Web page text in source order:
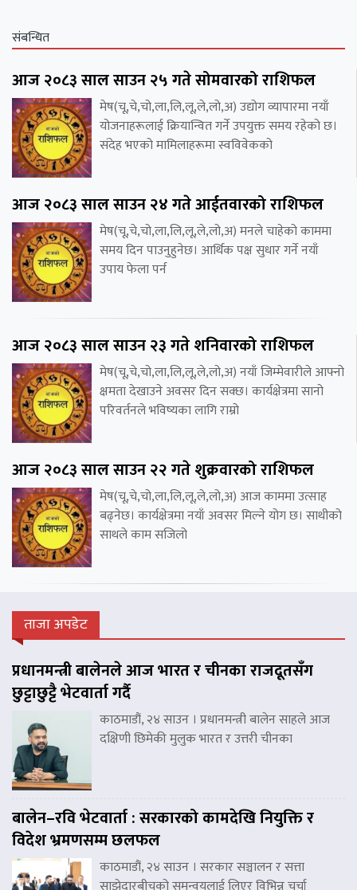
संबन्धित
आज २०८३ साल साउन २५ गते सोमवारको राशिफल
मेष(चू,चे,चो,ला,लि,लू,ले,लो,अ) उद्योग व्यापारमा नयाँ
योजनाहरूलाई क्रियान्वित गर्ने उपयुक्त समय रहेको छ।
संदेह भएको मामिलाहरूमा स्वविवेकको
आज २०८३ साल साउन २४ गते आईतवारको राशिफल
मेष(चू,चे,चो,ला,लि,लू,ले,लो,अ) मनले चाहेको काममा
समय दिन पाउनुहुनेछ। आर्थिक पक्ष सुधार गर्ने नयाँ
उपाय फेला पर्न
आज २०८३ साल साउन २३ गते शनिवारको राशिफल
मेष(चू,चे,चो,ला,लि,लू,ले,लो,अ) नयाँ जिम्मेवारीले आफ्नो
क्षमता देखाउने अवसर दिन सक्छ। कार्यक्षेत्रमा सानो
परिवर्तनले भविष्यका लागि राम्रो
आज २०८३ साल साउन २२ गते शुक्रवारको राशिफल
मेष(चू,चे,चो,ला,लि,लू,ले,लो,अ) आज काममा उत्साह
बढ्नेछ। कार्यक्षेत्रमा नयाँ अवसर मिल्ने योग छ। साथीको
साथले काम सजिलो
ताजा अपडेट
प्रधानमन्त्री बालेनले आज भारत र चीनका राजदूतसँग
छुट्टाछुट्टै भेटवार्ता गर्दै
काठमाडौं, २४ साउन । प्रधानमन्त्री बालेन साहले आज
दक्षिणी छिमेकी मुलुक भारत र उत्तरी चीनका
बालेन–रवि भेटवार्ता : सरकारको कामदेखि नियुक्ति र
विदेश भ्रमणसम्म छलफल
काठमाडौं, २४ साउन । सरकार सञ्चालन र सत्ता